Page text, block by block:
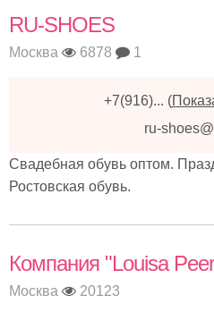
RU-SHOES
Москва 6878 1
+7(916)... (
ru-
Свадебная обувь оптом.
Ростовская обувь.
Компания "Louisa
Москва 20123